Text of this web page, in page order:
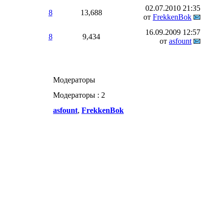
8 13,688
02.07.2010 21:35
от FrekkenBok
8 9,434
16.09.2009 12:57
от asfount
Модераторы
Модераторы : 2
asfount, FrekkenBok